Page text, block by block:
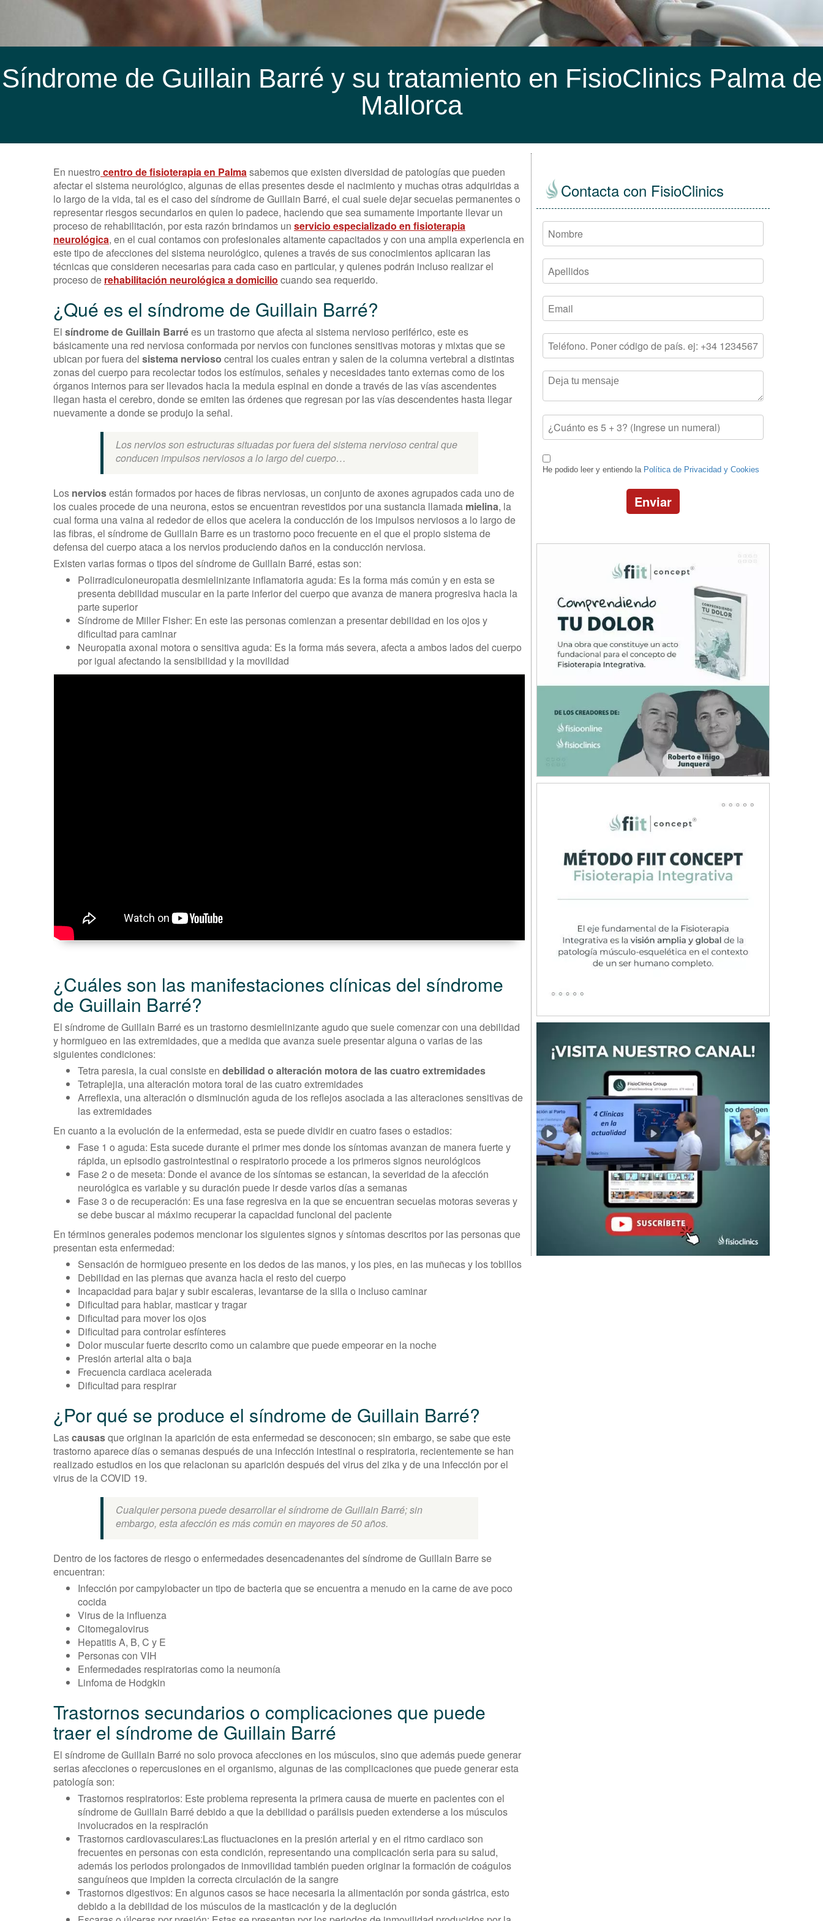
Síndrome de Guillain Barré y su tratamiento en FisioClinics Palma de
Mallorca
En nuestro centro de fisioterapia en Palmasabemos que existen diversidad de patologías que pueden
afectar el sistema neurológico, algunas de ellas presentes desde el nacimiento y muchas otras adquiridas a
lo largo de la vida, tal es el caso del síndrome de Guillain Barré, el cual suele dejar secuelas permanentes o
representar riesgos secundarios en quien lo padece, haciendo que sea sumamente importante llevar un
proceso de rehabilitación, por esta razón brindamos un servicio especializado en fisioterapia
neurológica, en el cual contamos con profesionales altamente capacitados y con una amplia experiencia en
este tipo de afecciones del sistema neurológico, quienes a través de sus conocimientos aplicaran las
técnicas que consideren necesarias para cada caso en particular, y quienes podrán incluso realizar el
proceso de rehabilitación neurológica a domicilio cuando sea requerido.
¿Qué es el síndrome de Guillain Barré?
El síndrome de Guillain Barrées un trastorno que afecta al sistema nervioso periférico, este es
básicamente una red nerviosa conformada por nervios con funciones sensitivas motoras y mixtas que se
ubican por fuera del sistema nervioso central los cuales entran y salen de la columna vertebral a distintas
zonas del cuerpo para recolectar todos los estímulos, señales y necesidades tanto externas como de los
órganos internos para ser llevados hacia la medula espinal en donde a través de las vías ascendentes
llegan hasta el cerebro, donde se emiten las órdenes que regresan por las vías descendentes hasta llegar
nuevamente a donde se produjo la señal.
Los nervios son estructuras situadas por fuera del sistema nervioso central que
conducen impulsos nerviosos a lo largo del cuerpo…
Los nerviosestán formados por haces de fibras nerviosas, un conjunto de axones agrupados cada uno de
los cuales procede de una neurona, estos se encuentran revestidos por una sustancia llamada mielina, la
cual forma una vaina al rededor de ellos que acelera la conducción de los impulsos nerviosos a lo largo de
las fibras, el síndrome de Guillain Barre es un trastorno poco frecuente en el que el propio sistema de
defensa del cuerpo ataca a los nervios produciendo daños en la conducción nerviosa.
Existen varias formas o tipos del síndrome de Guillain Barré, estas son:
Polirradiculoneuropatia desmielinizante inflamatoria aguda: Es la forma más común y en esta se
presenta debilidad muscular en la parte inferior del cuerpo que avanza de manera progresiva hacia la
parte superior
Síndrome de Miller Fisher: En este las personas comienzan a presentar debilidad en los ojos y
dificultad para caminar
Neuropatia axonal motora o sensitiva aguda: Es la forma más severa, afecta a ambos lados del cuerpo
por igual afectando la sensibilidad y la movilidad
¿Cuáles son las manifestaciones clínicas del síndrome
de Guillain Barré?
El síndrome de Guillain Barré es un trastorno desmielinizante agudo que suele comenzar con una debilidad
y hormigueo en las extremidades, que a medida que avanza suele presentar alguna o varias de las
siguientes condiciones:
Tetra paresia, la cual consiste en debilidad o alteración motora de las cuatro extremidades
Tetraplejia, una alteración motora toral de las cuatro extremidades
Arreflexia, una alteración o disminución aguda de los reflejos asociada a las alteraciones sensitivas de
las extremidades
En cuanto a la evolución de la enfermedad, esta se puede dividir en cuatro fases o estadios:
Fase 1 o aguda: Esta sucede durante el primer mes donde los síntomas avanzan de manera fuerte y
rápida, un episodio gastrointestinal o respiratorio procede a los primeros signos neurológicos
Fase 2 o de meseta: Donde el avance de los síntomas se estancan, la severidad de la afección
neurológica es variable y su duración puede ir desde varios días a semanas
Fase 3 o de recuperación: Es una fase regresiva en la que se encuentran secuelas motoras severas y
se debe buscar al máximo recuperar la capacidad funcional del paciente
En términos generales podemos mencionar los siguientes signos y síntomas descritos por las personas que
presentan esta enfermedad:
Sensación de hormigueo presente en los dedos de las manos, y los pies, en las muñecas y los tobillos
Debilidad en las piernas que avanza hacia el resto del cuerpo
Incapacidad para bajar y subir escaleras, levantarse de la silla o incluso caminar
Dificultad para hablar, masticar y tragar
Dificultad para mover los ojos
Dificultad para controlar esfínteres
Dolor muscular fuerte descrito como un calambre que puede empeorar en la noche
Presión arterial alta o baja
Frecuencia cardiaca acelerada
Dificultad para respirar
¿Por qué se produce el síndrome de Guillain Barré?
Lascausasque originan la aparición de esta enfermedad se desconocen; sin embargo, se sabe que este
trastorno aparece días o semanas después de una infección intestinal o respiratoria, recientemente se han
realizado estudios en los que relacionan su aparición después del virus del zika y de una infección por el
virus de la COVID 19.
Cualquier persona puede desarrollar el síndrome de Guillain Barré; sin
embargo, esta afección es más común en mayores de 50 años.
Dentro de los factores de riesgo o enfermedades desencadenantes del síndrome de Guillain Barre se
encuentran:
Infección por campylobacter un tipo de bacteria que se encuentra a menudo en la carne de ave poco
cocida
Virus de la influenza
Citomegalovirus
Hepatitis A, B, C y E
Personas con VIH
Enfermedades respiratorias como la neumonía
Linfoma de Hodgkin
Trastornos secundarios o complicaciones que puede
traer el síndrome de Guillain Barré
El síndrome de Guillain Barré no solo provoca afecciones en los músculos, sino que además puede generar
serias afecciones o repercusiones en el organismo, algunas de las complicaciones que puede generar esta
patología son:
Trastornos respiratorios: Este problema representa la primera causa de muerte en pacientes con el
síndrome de Guillain Barré debido a que la debilidad o parálisis pueden extenderse a los músculos
involucrados en la respiración
Trastornos cardiovasculares:Las fluctuaciones en la presión arterial y en el ritmo cardiaco son
frecuentes en personas con esta condición, representando una complicación seria para su salud,
además los periodos prolongados de inmovilidad también pueden originar la formación de coágulos
sanguíneos que impiden la correcta circulación de la sangre
Trastornos digestivos: En algunos casos se hace necesaria la alimentación por sonda gástrica, esto
debido a la debilidad de los músculos de la masticación y de la deglución
Contacta con FisioClinics
He podido leer y entiendo la Política de Privacidad y Cookies
Enviar